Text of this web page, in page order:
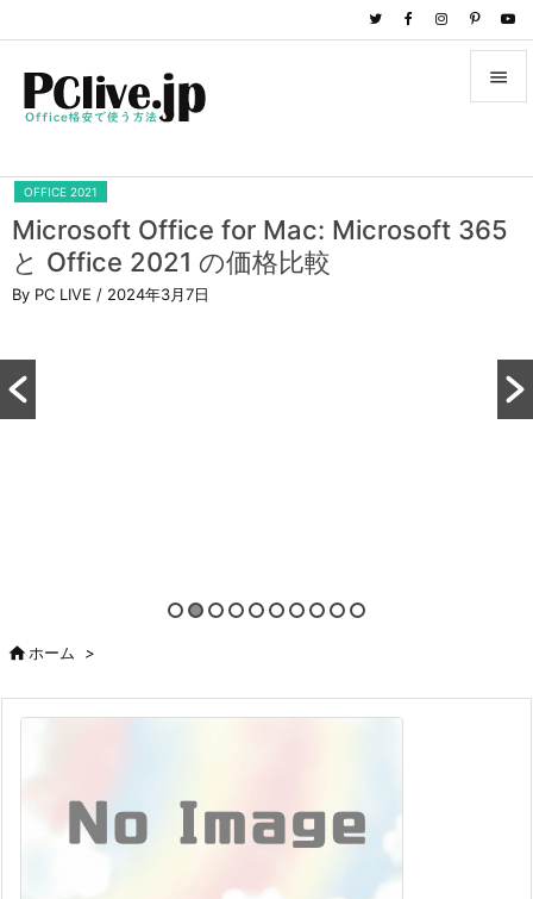



検索
OFFICE 2021
Microsoft Office for Mac: Microsoft 365
と Office 2021 の価格比較
By PC LIVE / 2024年3月7日
ホーム >